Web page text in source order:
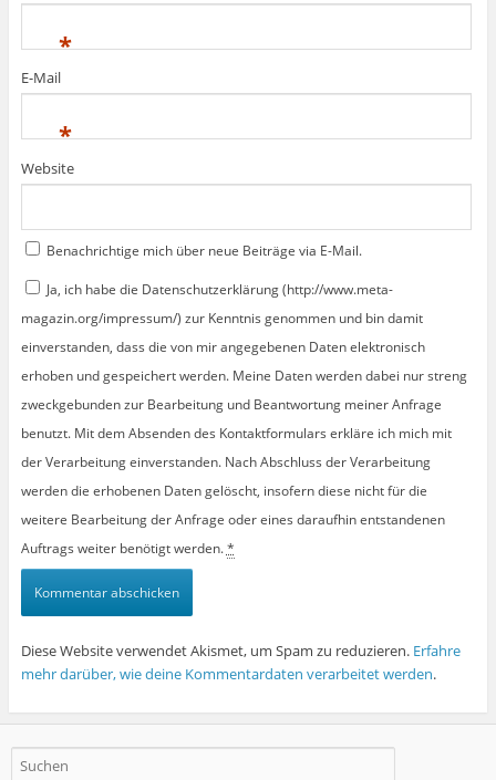
*
E-Mail
*
Website
Benachrichtige mich über neue Beiträge via E-Mail.
Ja, ich habe die Datenschutzerklärung (http://www.meta-
magazin.org/impressum/) zur Kenntnis genommen und bin damit
einverstanden, dass die von mir angegebenen Daten elektronisch
erhoben und gespeichert werden. Meine Daten werden dabei nur streng
zweckgebunden zur Bearbeitung und Beantwortung meiner Anfrage
benutzt. Mit dem Absenden des Kontaktformulars erkläre ich mich mit
der Verarbeitung einverstanden. Nach Abschluss der Verarbeitung
werden die erhobenen Daten gelöscht, insofern diese nicht für die
weitere Bearbeitung der Anfrage oder eines daraufhin entstandenen
Auftrags weiter benötigt werden.*
Diese Website verwendet Akismet, um Spam zu reduzieren. Erfahre
mehr darüber, wie deine Kommentardaten verarbeitet werden.